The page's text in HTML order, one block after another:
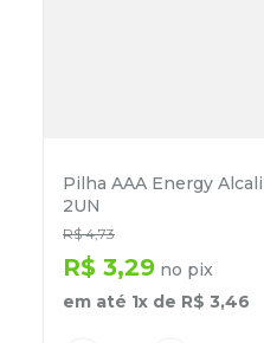
Pilha AAA Energy
2UN
R$ 4,73
R$ 3,29 no pix
em até 1x de R$ 3,46